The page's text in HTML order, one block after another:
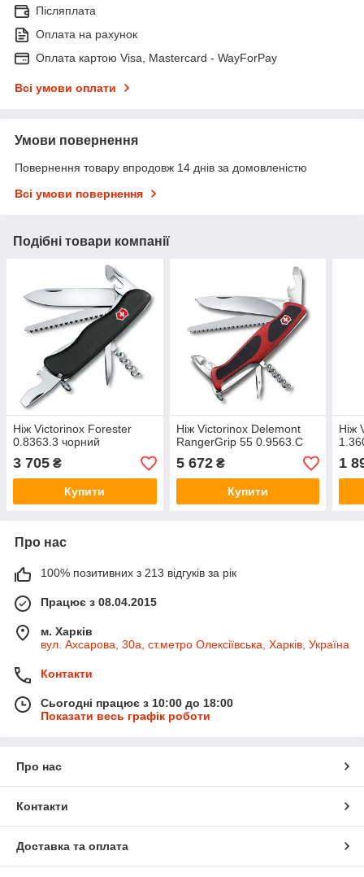
Післяплата
Оплата на рахунок
Оплата картою Visa, Mastercard - WayForPay
Всі умови оплати
Умови повернення
Повернення товару впродовж 14 днів за домовленістю
Всі умови повернення
Подібні товари компанії
Ніж Victorinox Forester
0.8363.3 чорний
3 705 ₴
Купити
Ніж Victorinox Delemont
RangerGrip 55 0.9563.C
5 672₴
Купити
Ніж
1
Про нас
100% позитивних з 213 відгуків за рік
Працює з 08.04.2015
м. Харків
вул. Ахсарова, 30а, ст.метро Олексіївська, Харків, Україна
Контакти
Сьогодні працює з 10:00 до 18:00
Показати весь графік роботи
Про нас
Контакти
Доставка та оплата